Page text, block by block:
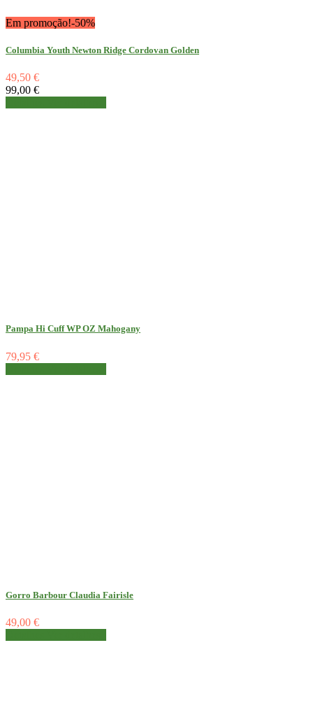
Em promoção!-50%
Columbia Youth Newton Ridge Cordovan Golden
49,50 €
99,00 €
Pampa Hi Cuff WP OZ Mahogany
79,95 €
Gorro Barbour Claudia Fairisle
49,00 €